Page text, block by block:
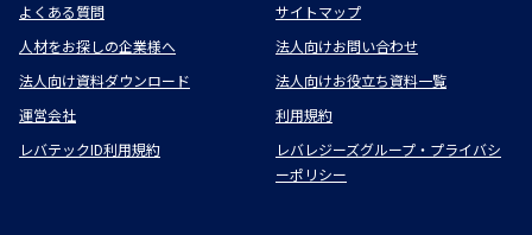
よくある質問
サイトマップ
人材をお探しの企業様へ
法人向けお問い合わせ
法人向け資料ダウンロード
法人向けお役立ち資料一覧
運営会社
利用規約
レバテックID利用規約
レバレジーズグループ・プライバシ
ーポリシー